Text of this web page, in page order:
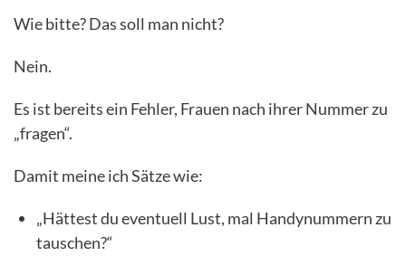
Wie bitte? Das soll man nicht?
Nein.
Es ist bereits ein Fehler, Frauen nach ihrer Nummer zu
„fragen“.
Damit meine ich Sätze wie:
„Hättest du eventuell Lust, mal Handynummern zu
tauschen?“